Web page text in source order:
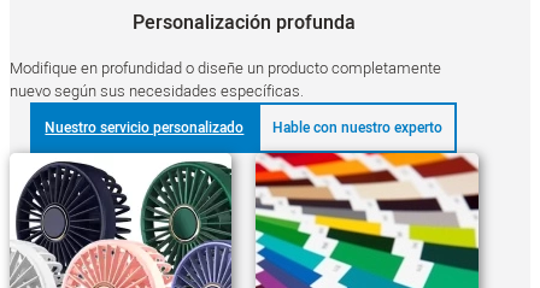
Personalización profunda
Modifique en profundidad o diseñe un producto completamente
nuevo según sus necesidades específicas.
Nuestro servicio personalizado Hable con nuestro experto